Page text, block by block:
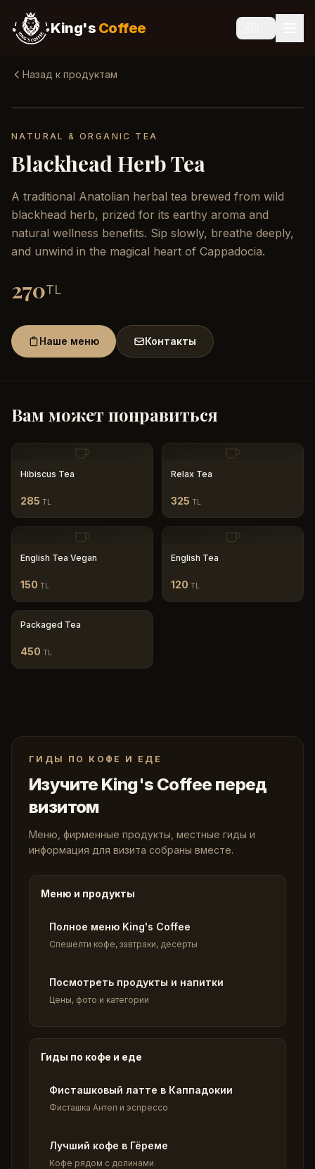
King's Coffee
Назад к продуктам
NATURAL & ORGANIC TEA
Blackhead Herb Tea
A traditional Anatolian herbal tea brewed from wild
blackhead herb, prized for its earthy aroma and
natural wellness benefits. Sip slowly, breathe deeply,
and unwind in the magical heart of Cappadocia.
270TL
Наше меню Контакты
Вам может понравиться
Hibiscus Tea
285 TL
Relax Tea
325 TL
English Tea Vegan
150 TL
English Tea
120 TL
Packaged Tea
450 TL
ГИДЫ ПО КОФЕ И ЕДЕ
Изучите King's Coffee перед
визитом
Меню, фирменные продукты, местные гиды и
информация для визита собраны вместе.
Меню и продукты
Полное меню King's Coffee
Спешелти кофе, завтраки, десерты
Посмотреть продукты и напитки
Цены, фото и категории
Гиды по кофе и еде
Фисташковый латте в Каппадокии
Фисташка Антеп и эспрессо
Лучший кофе в Гёреме
Кофе рядом с долинами